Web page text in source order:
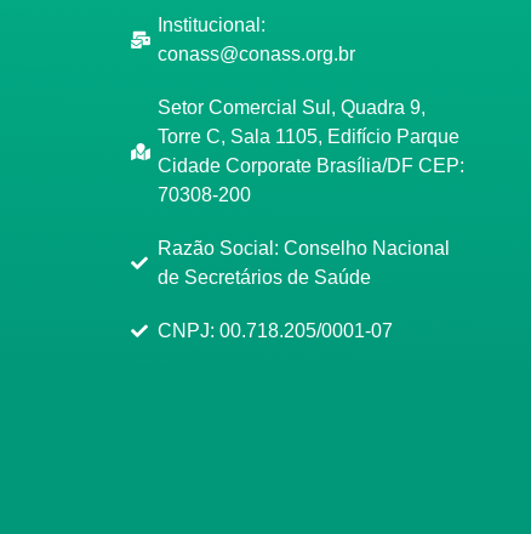
Institucional:
conass@conass.org.br
Setor Comercial Sul, Quadra 9,
Torre C, Sala 1105, Edifício Parque
Cidade Corporate Brasília/DF CEP:
70308-200
Razão Social: Conselho Nacional
de Secretários de Saúde
CNPJ: 00.718.205/0001-07